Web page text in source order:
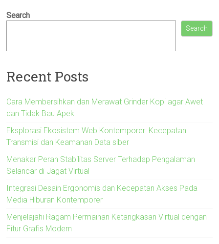
Search
Search
Recent Posts
Cara Membersihkan dan Merawat Grinder Kopi agar Awet
dan Tidak Bau Apek
Eksplorasi Ekosistem Web Kontemporer: Kecepatan
Transmisi dan Keamanan Data siber
Menakar Peran Stabilitas Server Terhadap Pengalaman
Selancar di Jagat Virtual
Integrasi Desain Ergonomis dan Kecepatan Akses Pada
Media Hiburan Kontemporer
Menjelajahi Ragam Permainan Ketangkasan Virtual dengan
Fitur Grafis Modern